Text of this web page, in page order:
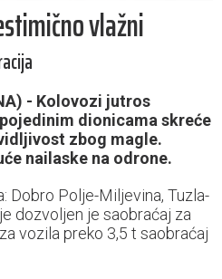
vlažni
- Kolovozi jutros
dionicama skreće
zbog magle.
nailaske na odrone.
Dobro Polje-Miljevina, Tuzla-
dozvoljen je saobraćaj za
vozila preko 3,5 t saobraćaj